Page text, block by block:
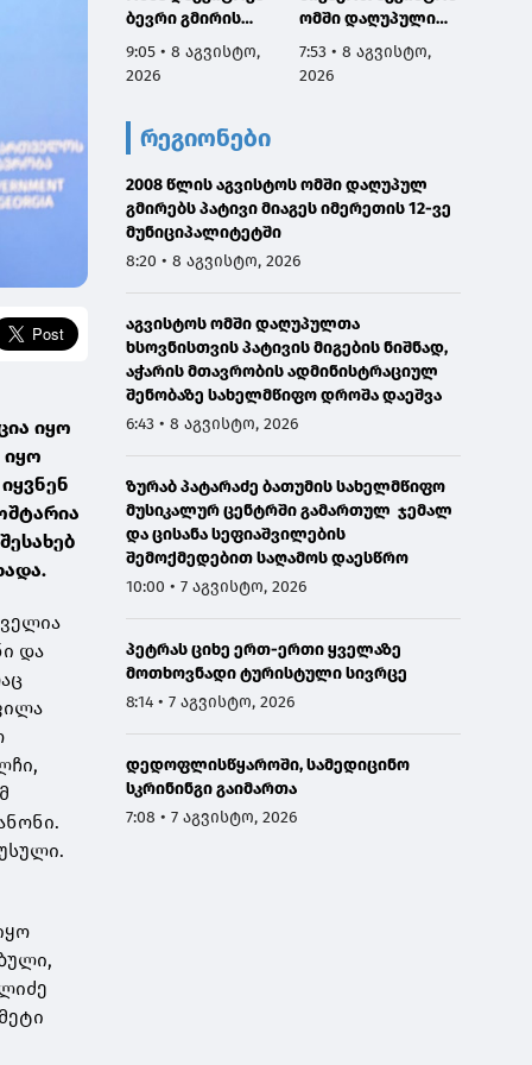
იყო
იყო
და
ბევრი გმირის
სახელი და
დაგვაკისრა
არ დავიხიოთ უკან
ჩვენი ქვეყნის
ინტერესებზე
ზრუნვისას და
მშვიდობით
შევძლოთ
9:05 • 8 აგვისტო,
2026
ომში დაღუპული
გმირების ხსოვნას,
მათი პატრიოტიზმი
ყველაფერი
გავაკეთოთ
საქართველოს
აღსადგენად
7:53 • 8 აგვისტო,
2026
რეგიონები
2008 წლის აგვისტოს ომში დაღუპულ
გმირებს პატივი მიაგეს იმერეთის 12-ვე
მუნიციპალიტეტში
8:20 • 8 აგვისტო, 2026
აგვისტოს ომში დაღუპულთა
ხსოვნისთვის პატივის მიგების ნიშნად,
აჭარის მთავრობის ადმინისტრაციულ
შენობაზე სახელმწიფო დროშა დაეშვა
6:43 • 8 აგვისტო, 2026
ზურაბ პატარაძე ბათუმის სახელმწიფო
მუსიკალურ ცენტრში გამართულ ჯემალ
და ცისანა სეფიაშვილების
შემოქმედებით საღამოს დაესწრო
10:00 • 7 აგვისტო, 2026
პეტრას ციხე ერთ-ერთი ყველაზე
მოთხოვნადი ტურისტული სივრცე
8:14 • 7 აგვისტო, 2026
დედოფლისწყაროში, სამედიცინო
სკრინინგი გაიმართა
7:08 • 7 აგვისტო, 2026